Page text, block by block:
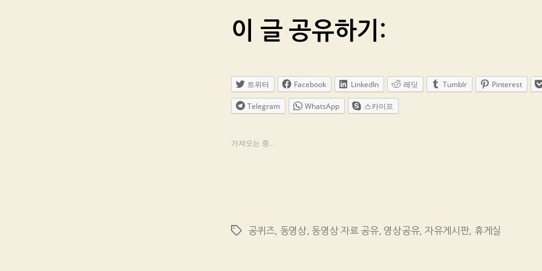
이 글 공유하기:
트위터 Facebook LinkedIn 레딧 Tumblr Pinterest
Telegram WhatsApp 스카이프
가져오는 중...
Tags공퀴즈, 동영상, 동영상 자료 공유, 영상공유, 자유게시판, 휴게실